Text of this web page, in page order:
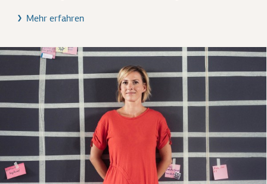
Mehr erfahren